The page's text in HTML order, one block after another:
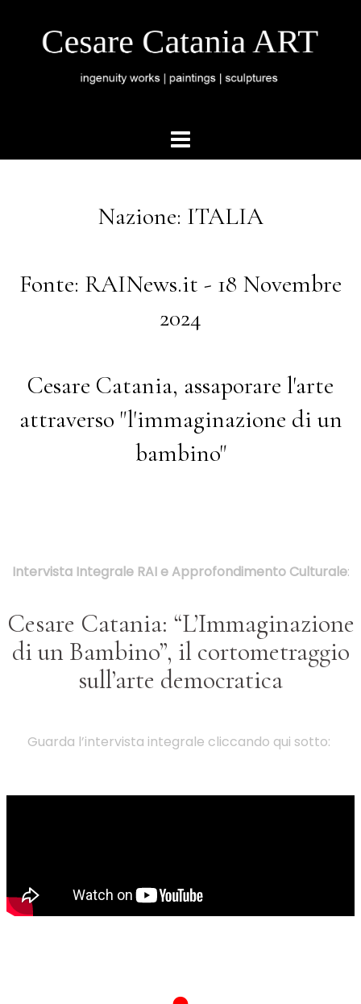
Nazione: ITALIA
Fonte: RAINews.it - 18 Novembre
2024
Cesare Catania, assaporare l'arte
attraverso "l'immaginazione di un
bambino"
Intervista Integrale RAI e Approfondimento Culturale:
Cesare Catania: “L’Immaginazione
di un Bambino”, il cortometraggio
sull’arte democratica
Guarda l’intervista integrale cliccando qui sotto: